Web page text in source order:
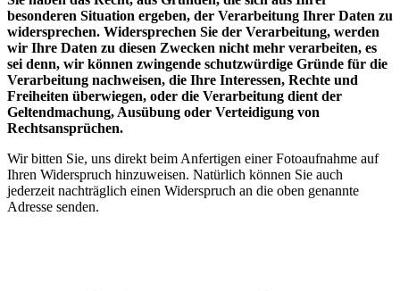
besonderen Situation ergeben, der Verarbeitung Ihrer Daten zu
widersprechen. Widersprechen Sie der Verarbeitung, werden
wir Ihre Daten zu diesen Zwecken nicht mehr verarbeiten, es
sei denn, wir können zwingende schutzwürdige Gründe für die
Verarbeitung nachweisen, die Ihre Interessen, Rechte und
Freiheiten überwiegen, oder die Verarbeitung dient der
Geltendmachung, Ausübung oder Verteidigung von
Rechtsansprüchen.
Wir bitten Sie, uns direkt beim Anfertigen einer Fotoaufnahme auf
Ihren Widerspruch hinzu­weisen. Natürlich können Sie auch
jederzeit nachträglich einen Widerspruch an die oben genannte
Adresse senden.